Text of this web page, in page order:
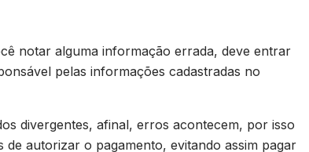
notar alguma informação errada, deve entrar
pelas informações cadastradas no
divergentes, afinal, erros acontecem, por isso
autorizar o pagamento, evitando assim pagar